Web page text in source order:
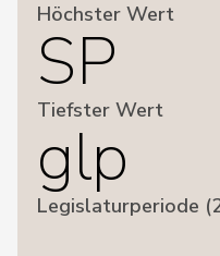
Höchster Wert
SP
Tiefster Wert
glp
Legislaturperiode